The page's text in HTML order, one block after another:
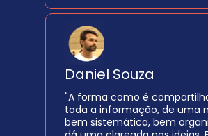
Daniel Souza
"A forma como é
toda a informação, de uma
bem sistemática, bem